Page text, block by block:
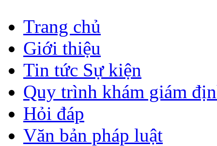
Trang chủ
Giới thiệu
Tin tức Sự kiện
Quy trình khám giám
Hỏi đáp
Văn bản pháp luật